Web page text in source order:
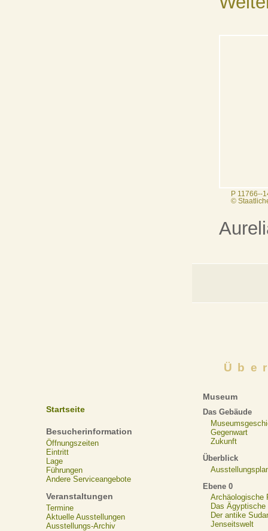
P 11766--
©
Startseite
Besucherinformation
Öffnungszeiten
Eintritt
Lage
Führungen
Andere Serviceangebote
Veranstaltungen
Termine
Aktuelle Ausstellungen
Ausstellungs-Archiv
Museum
Das Gebäude
Gegenwart
Zukunft
Überblick
Ebene 0
Archäologische
Das Ägyptische
Der antike
Jenseitswelt